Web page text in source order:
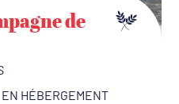
de
EN HÉBERGEMENT